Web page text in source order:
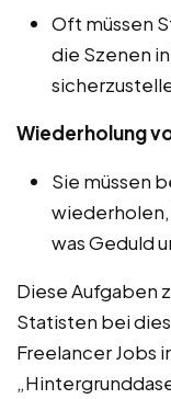
Oft müssen
die Szenen
Wiederholung
Sie müssen
wiederholen,
was Geduld
Diese Aufgaben
Statisten bei
Freelancer Jobs